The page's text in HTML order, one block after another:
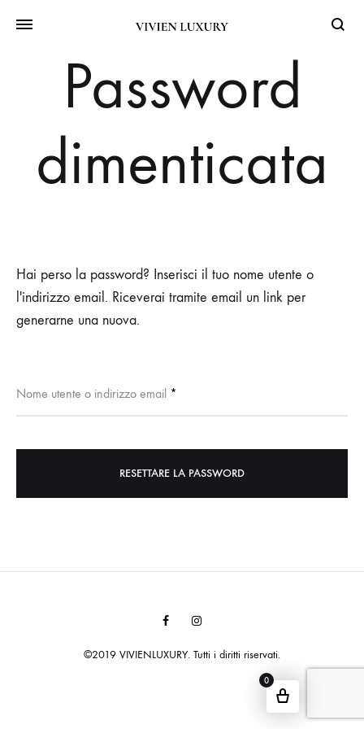
Password
dimenticata
Hai perso la password? Inserisci il tuo nome utente o
l'indirizzo email. Riceverai tramite email un link per
generarne una nuova.
Nome utente o indirizzo email *
RESETTARE LA PASSWORD
©2019 VIVIENLUXURY. Tutti i diritti riservati.
FacebookInstagram
0